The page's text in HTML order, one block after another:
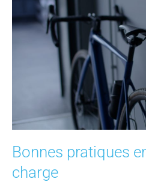
Bonnes pratiques
charge